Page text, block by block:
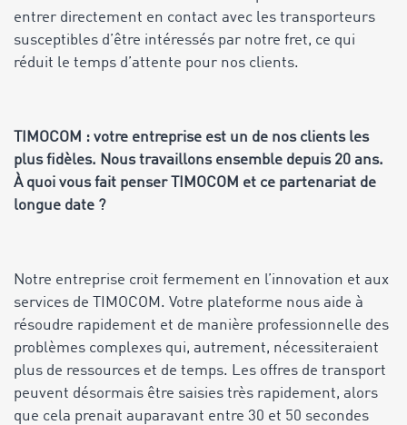
entrer directement en contact avec les transporteurs
susceptibles d’être intéressés par notre fret, ce qui
réduit le temps d’attente pour nos clients.
TIMOCOM : votre entreprise est un de nos clients les
plus fidèles. Nous travaillons ensemble depuis 20 ans.
À quoi vous fait penser TIMOCOM et ce partenariat de
longue date ?
Notre entreprise croit fermement en l’innovation et aux
services de TIMOCOM. Votre plateforme nous aide à
résoudre rapidement et de manière professionnelle des
problèmes complexes qui, autrement, nécessiteraient
plus de ressources et de temps. Les offres de transport
peuvent désormais être saisies très rapidement, alors
que cela prenait auparavant entre 30 et 50 secondes